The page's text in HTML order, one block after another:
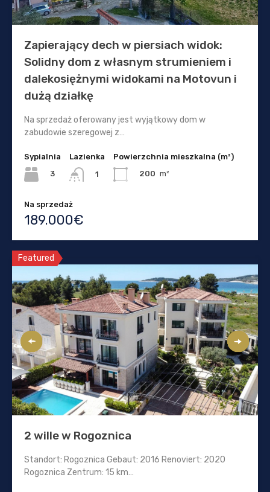
Zapierający dech w piersiach widok:
Solidny dom z własnym strumieniem i
dalekosiężnymi widokami na Motovun i
dużą działkę
Na sprzedaż oferowany jest wyjątkowy dom w
zabudowie szeregowej z…
Sypialnia
3
Lazienka
1
Powierzchnia mieszkalna (m²)
200 m²
Na sprzedaż
189.000€
Featured
2 wille w Rogoznica
Standort: Rogoznica Gebaut: 2016 Renoviert: 2020
Rogoznica Zentrum: 15 km…